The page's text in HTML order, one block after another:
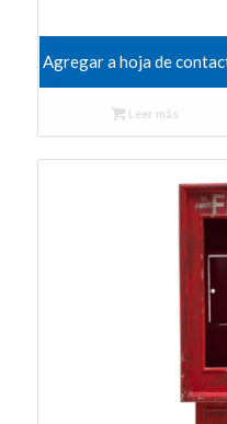
Agregar a hoja de
Leer más